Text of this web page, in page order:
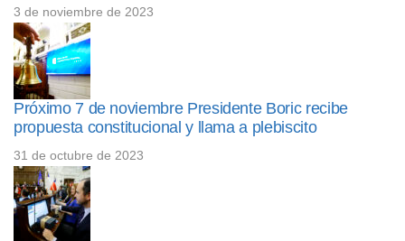
3 de noviembre de 2023
Próximo 7 de noviembre Presidente Boric recibe
propuesta constitucional y llama a plebiscito
31 de octubre de 2023